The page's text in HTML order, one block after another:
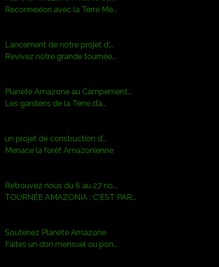
Reconnexion avec la Terre Mè...
Lancement de notre projet d'...
Revivez notre grande tournée...
Planète Amazone au Campement...
Les gardiens de la Terre d’a...
un projet de construction d’...
Menace la forêt Amazonienne
Retrouvez nous du 6 au 27 no...
TOURNÉE AMAZONIA : C'EST PAR...
Soutenez Planète Amazone
Faites un don mensuel ou pon...